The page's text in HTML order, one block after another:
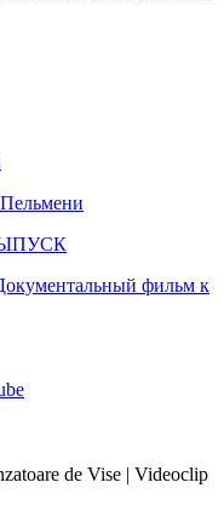
фильм к
de Vise | Videoclip